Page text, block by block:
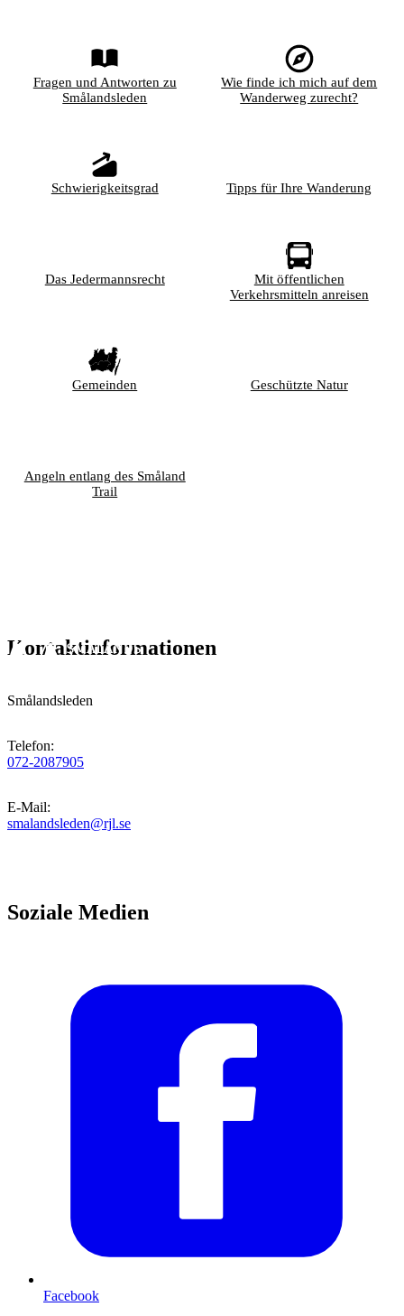
Fragen und Antworten zu
Smålandsleden
Wie finde ich mich auf dem
Wanderweg zurecht?
Schwierigkeitsgrad Tipps für Ihre Wanderung
Das Jedermannsrecht
Mit öffentlichen
Verkehrsmitteln anreisen
Gemeinden Geschützte Natur
Angeln entlang des Småland
Trail
Kontaktinformationen
Smålandsleden
Telefon:
072-2087905
E-Mail:
smalandsleden@rjl.se
Soziale Medien
Facebook